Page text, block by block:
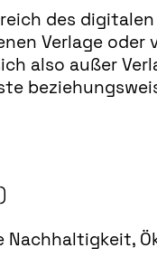
des
Verlage
also außer